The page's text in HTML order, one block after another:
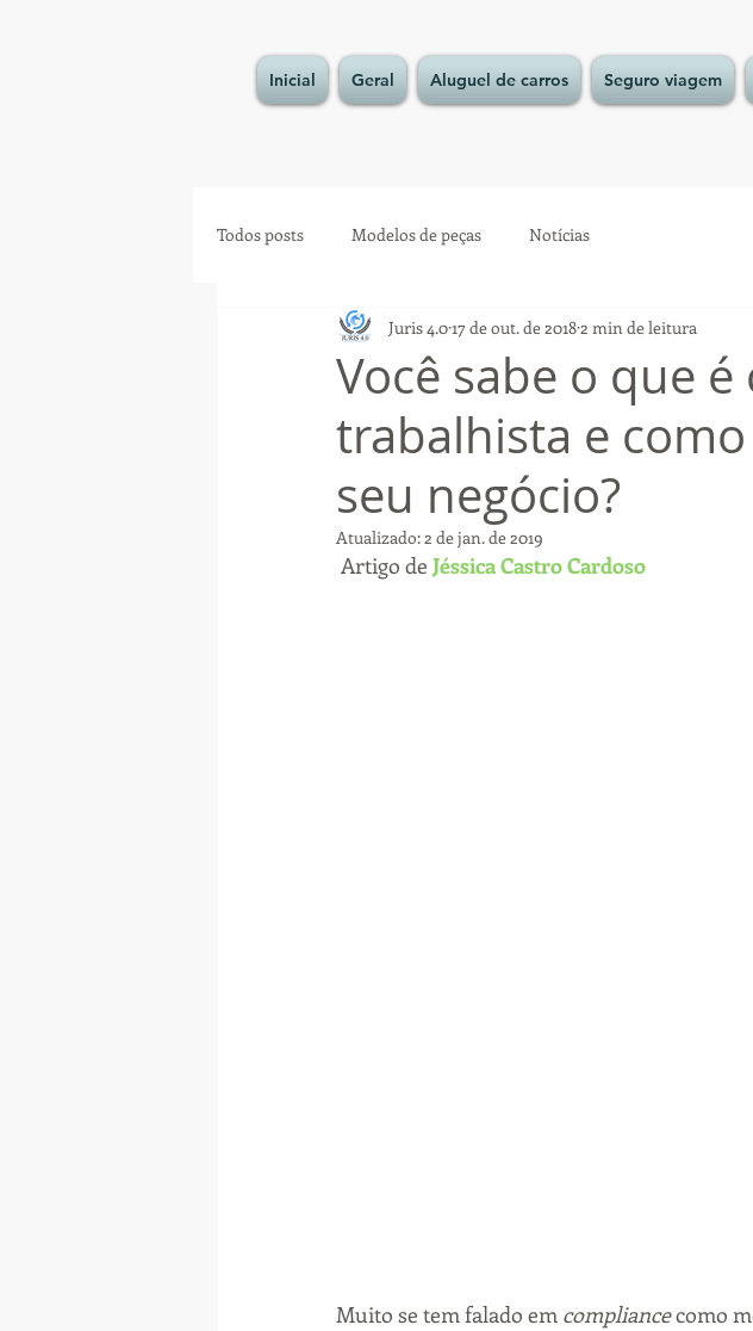
Inicial Geral Aluguel de carros Seguro viagem
Todos posts Modelos de peças Notícias
Você sabe o que
trabalhista e
seu negócio?
Juris 4.017 de out. de 2018 2 min de leitura
Atualizado:2 de jan. de 2019
Artigo de Jéssica Castro Cardoso
Muito se tem falado em compliance como